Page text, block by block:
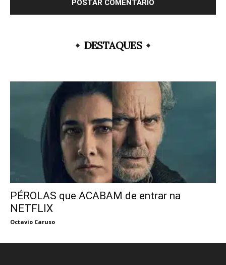
DESTAQUES
PÉROLAS que ACABAM de entrar na
NETFLIX
Octavio Caruso